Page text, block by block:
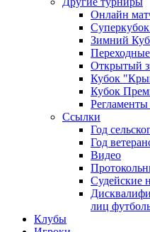
Онлайн
Зимний
Открытый
Кубок
Кубок
Ссылки
Год
Год
Видео
Судейские
лиц
Клубы